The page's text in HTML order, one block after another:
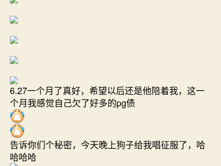
6.27一个月了真好，希望以后还是他陪着我，这一
个月我感觉自己欠了好多的pg债
告诉你们个秘密，今天晚上狗子给我唱征服了，哈
哈哈哈